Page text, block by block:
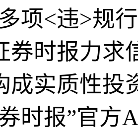
项<违>规
券时报力求
成实质性投
时报”官方